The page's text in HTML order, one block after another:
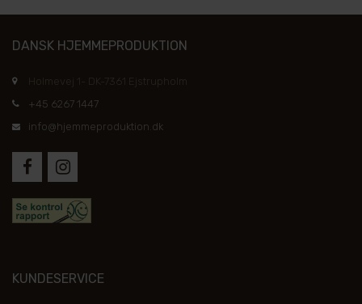
DANSK HJEMMEPRODUKTION
Holmevej 1- DK-7361 Ejstrupholm
+45 6267 1447
info@hjemmeproduktion.dk
KUNDESERVICE